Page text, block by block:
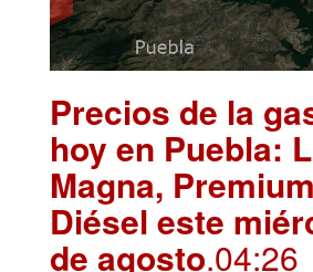
Precios de la
hoy en Puebla:
Magna,
Diésel este
de agosto.04:26